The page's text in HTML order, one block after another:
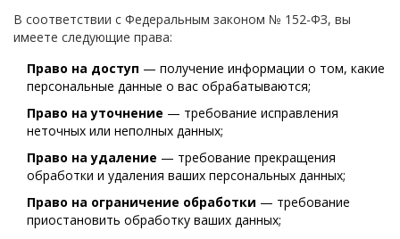
В соответствии с Федеральным законом № 152-ФЗ, вы
имеете следующие права:
Право на доступ — получение информации о том, какие
персональные данные о вас обрабатываются;
Право на уточнение — требование исправления
неточных или неполных данных;
Право на удаление — требование прекращения
обработки и удаления ваших персональных данных;
Право на ограничение обработки — требование
приостановить обработку ваших данных;